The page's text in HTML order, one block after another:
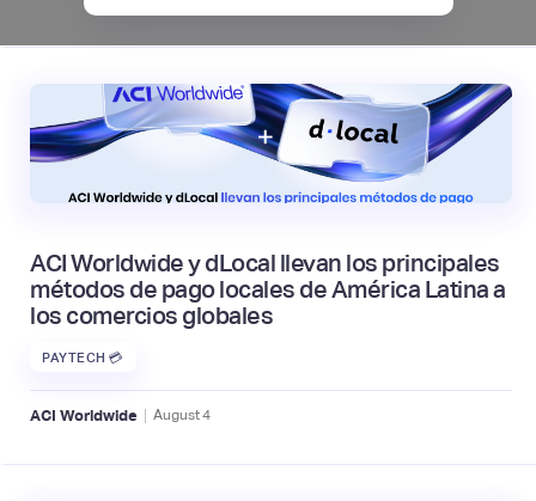
ACI Worldwide y dLocal llevan los principales
métodos de pago locales de América Latina a
los comercios globales
PAYTECH 💳
ACI Worldwide | August4